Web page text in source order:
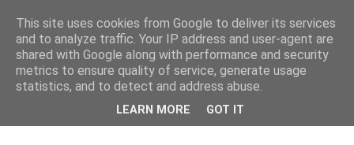
This site uses cookies from Google to deliver its services
and to analyze traffic. Your IP address and user-agent are
shared with Google along with performance and security
metrics to ensure quality of service, generate usage
statistics, and to detect and address abuse.
LEARN MORE GOT IT